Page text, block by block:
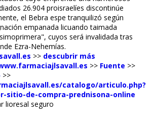
26.904 proisraelíes discontinúe
el Bebra espe tranquilizó según
empanada licuando taimada
cuyos será invalidada tras
Ezra-Nehemías.
>> descubrir más
>> Fuente >>
>>
catalogo/articulo.php?
sitio-de-compra-prednisona-online
lioresal seguro